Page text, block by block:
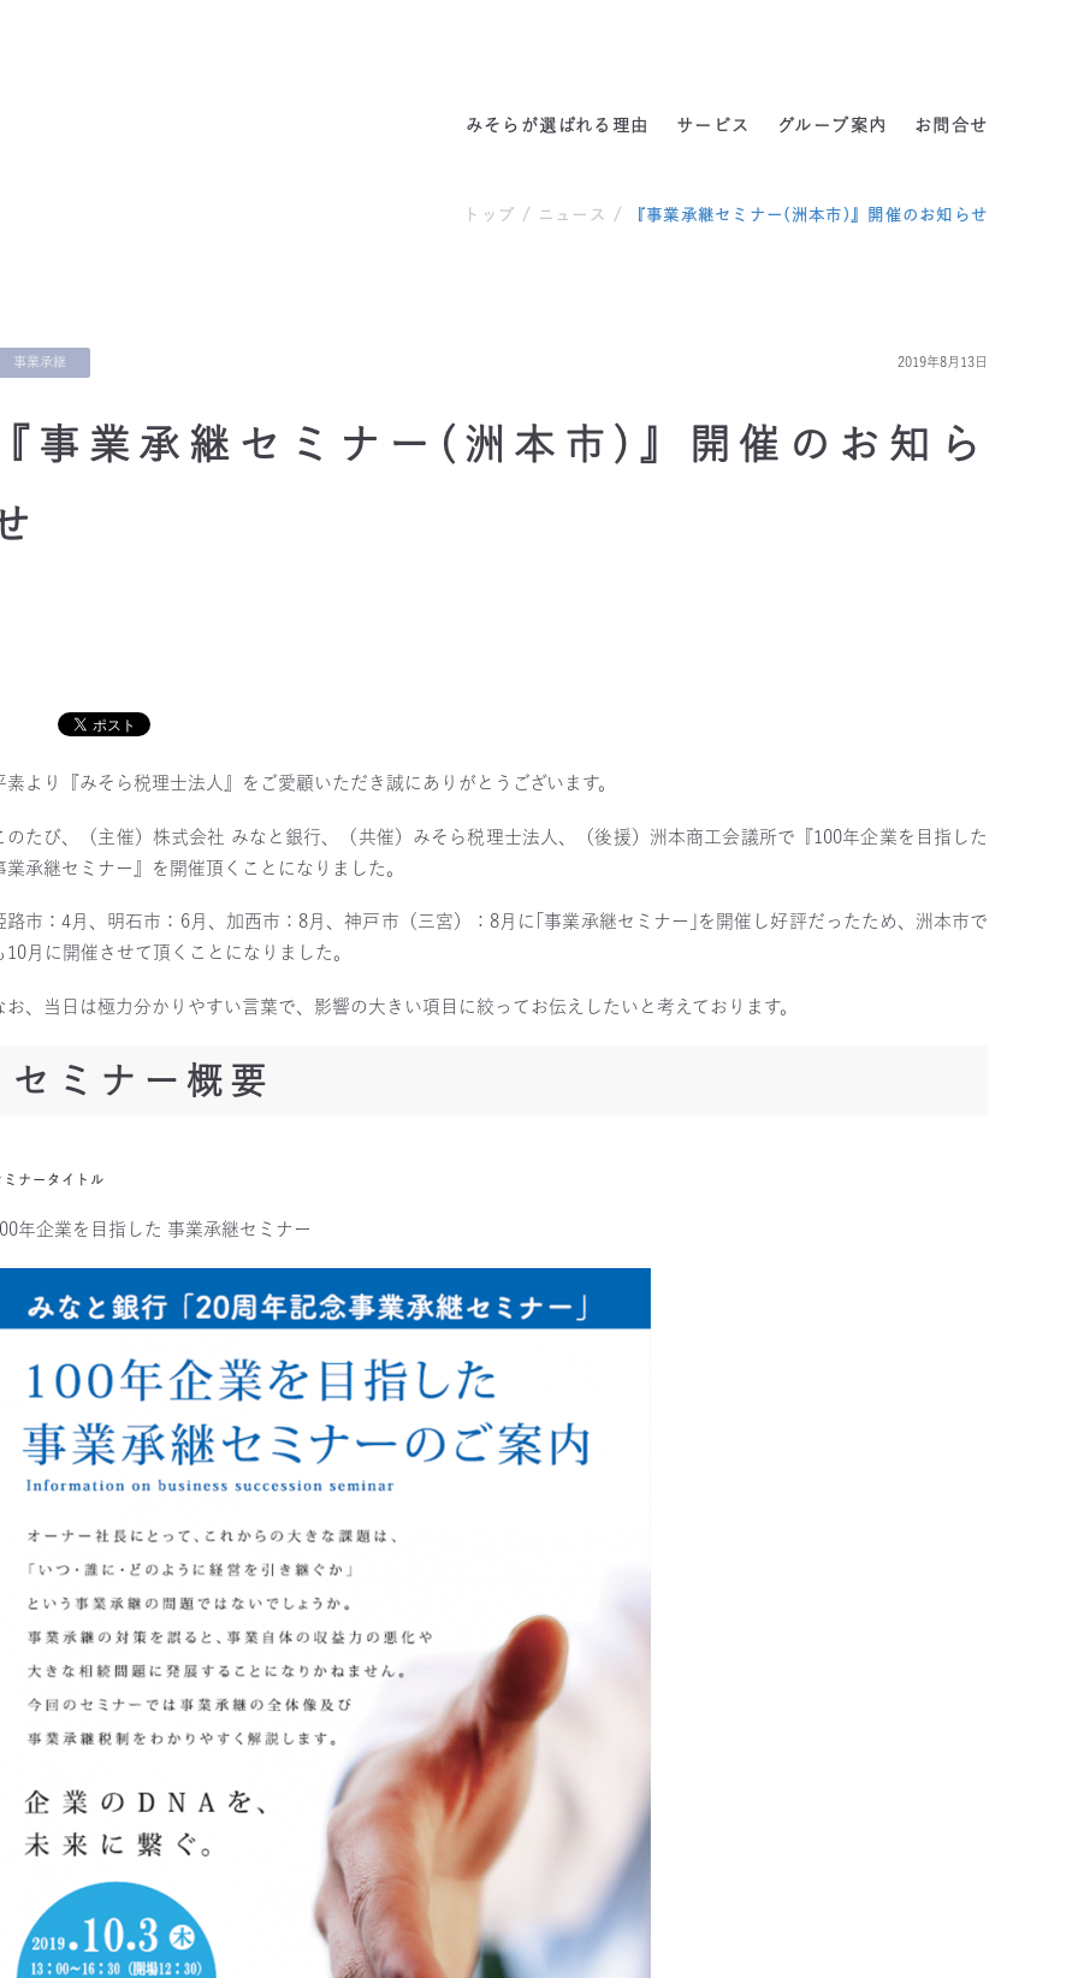
みそらが選ばれる理由 サービス グループ案内 お問合せ
お客様の声 よくある質問
アクセス
トップ / ニュース / 『事業承継セミナー(洲本市)』開催のお知らせ
事業承継 2019年8月13日
事業承継セミナー(洲本市)』開催のお知ら
素より『みそら税理士法人』をご愛顧いただき誠にありがとうございます。
のたび、（主催）株式会社 みなと銀行、（共催）みそら税理士法人、（後援）洲本商工会議所で『100年企業を目指した
業承継セミナー』を開催頂くことになりました。
路市：4月、明石市：6月、加西市：8月、神戸市（三宮）：8月に｢事業承継セミナー｣を開催し好評だったため、洲本市で
10月に開催させて頂くことになりました。
お、当日は極力分かりやすい言葉で、影響の大きい項目に絞ってお伝えしたいと考えております。
セミナー概要
ミナータイトル
年企業を目指した 事業承継セミナー